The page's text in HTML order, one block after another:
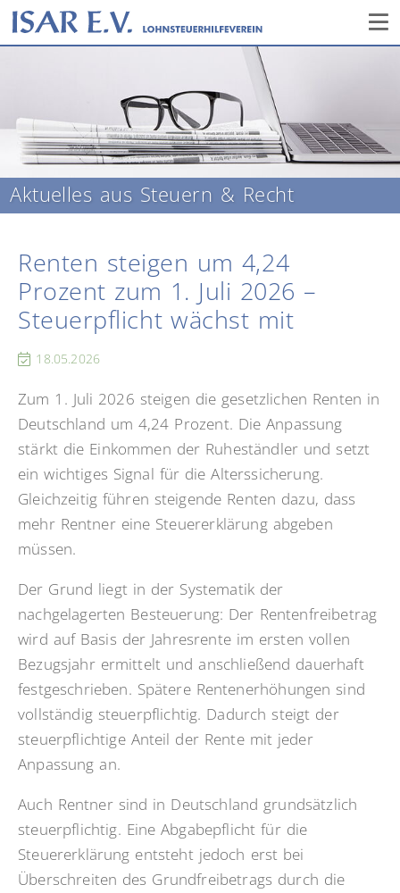
Aktuelles aus Steuern & Recht
Renten steigen um 4,24
Prozent zum 1. Juli 2026 –
Steuerpflicht wächst mit
18.05.2026
Zum 1. Juli 2026 steigen die gesetzlichen Renten in
Deutschland um 4,24 Prozent. Die Anpassung
stärkt die Einkommen der Ruheständler und setzt
ein wichtiges Signal für die Alterssicherung.
Gleichzeitig führen steigende Renten dazu, dass
mehr Rentner eine Steuererklärung abgeben
müssen.
Der Grund liegt in der Systematik der
nachgelagerten Besteuerung: Der Rentenfreibetrag
wird auf Basis der Jahresrente im ersten vollen
Bezugsjahr ermittelt und anschließend dauerhaft
festgeschrieben. Spätere Rentenerhöhungen sind
vollständig steuerpflichtig. Dadurch steigt der
steuerpflichtige Anteil der Rente mit jeder
Anpassung an.
Auch Rentner sind in Deutschland grundsätzlich
steuerpflichtig. Eine Abgabepflicht für die
Steuererklärung entsteht jedoch erst bei
Überschreiten des Grundfreibetrags durch die